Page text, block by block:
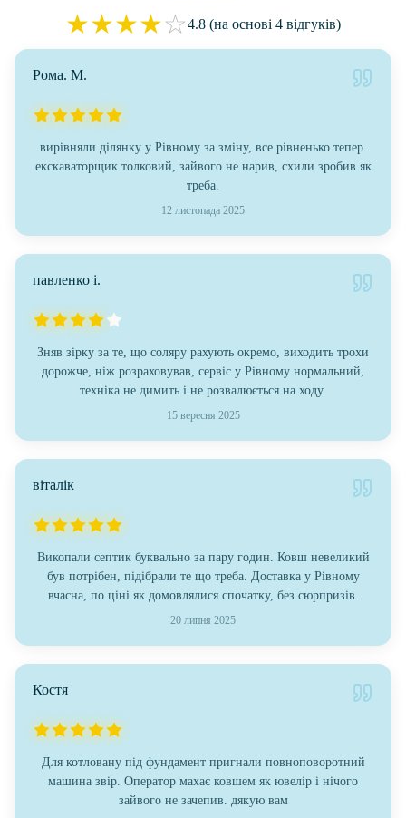
★★★★☆4.8 (на основі 4 відгуків)
Рома. М.
вирівняли ділянку у Рівному за зміну, все рівненько тепер.
екскаваторщик толковий, зайвого не нарив, схили зробив як
треба.
12 листопада 2025
павленко і.
Зняв зірку за те, що соляру рахують окремо, виходить трохи
дорожче, ніж розраховував, сервіс у Рівному нормальний,
техніка не димить і не розвалюється на ходу.
15 вересня 2025
віталік
Викопали септик буквально за пару годин. Ковш невеликий
був потрібен, підібрали те що треба. Доставка у Рівному
вчасна, по ціні як домовлялися спочатку, без сюрпризів.
20 липня 2025
Костя
Для котловану під фундамент пригнали повноповоротний
машина звір. Оператор махає ковшем як ювелір і нічого
зайвого не зачепив. дякую вам